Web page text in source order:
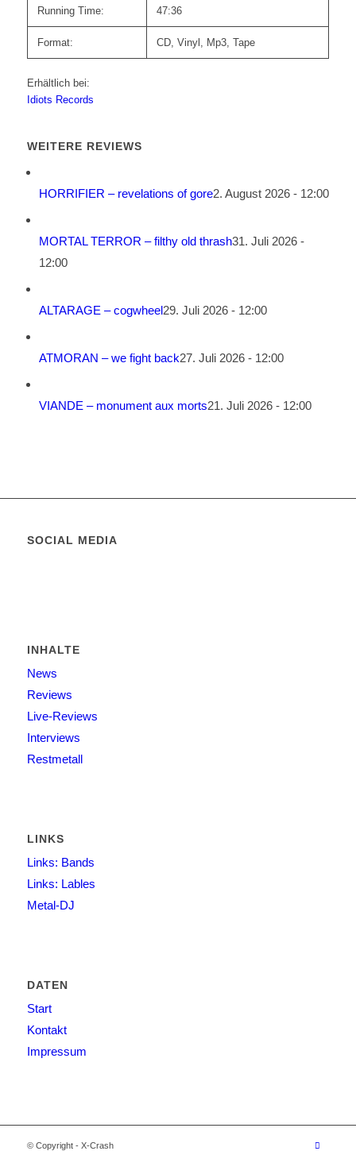
Running Time: 47:36
Format: CD, Vinyl, Mp3, Tape
Erhältlich bei:
Idiots Records
WEITERE REVIEWS
HORRIFIER – revelations of gore2. August 2026 - 12:00
MORTAL TERROR – filthy old thrash31. Juli 2026 -
12:00
ALTARAGE – cogwheel29. Juli 2026 - 12:00
ATMORAN – we fight back27. Juli 2026 - 12:00
VIANDE – monument aux morts21. Juli 2026 - 12:00
SOCIAL MEDIA
INHALTE
News
Reviews
Live-Reviews
Interviews
Restmetall
LINKS
Links: Bands
Links: Lables
Metal-DJ
DATEN
Start
Kontakt
Impressum
© Copyright - X-Crash